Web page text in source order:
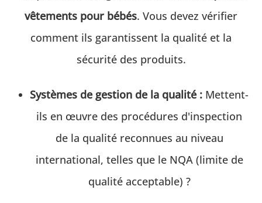
vêtements pour bébés. Vous devez vérifier
comment ils garantissent la qualité et la
sécurité des produits.
Systèmes de gestion de la qualité : Mettent-
ils en œuvre des procédures d'inspection
de la qualité reconnues au niveau
international, telles que le NQA (limite de
qualité acceptable) ?